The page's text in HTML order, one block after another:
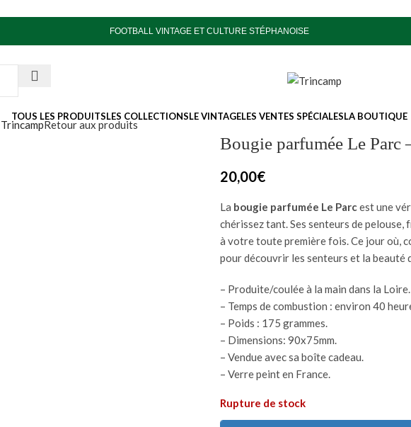
FOOTBALL VINTAGE ET CULTURE STÉPHANOISE
TOUS LES PRODUITSLES COLLECTIONSLE VINTAGELES VENTES SPÉCIALESLA BOUTIQUE
Retour aux produits
Bougie parfumée Le Parc
20,00€
La bougie parfumée Le Parcest une
chérissez tant. Ses senteurs de
à votre toute première fois. Ce jour où,
pour découvrir les senteurs et la beauté
– Produite/coulée à la main dans la Loire.
– Temps de combustion : environ 40
– Poids : 175 grammes.
– Dimensions: 90x75mm.
– Vendue avec sa boîte cadeau.
– Verre peint en France.
Rupture de stock